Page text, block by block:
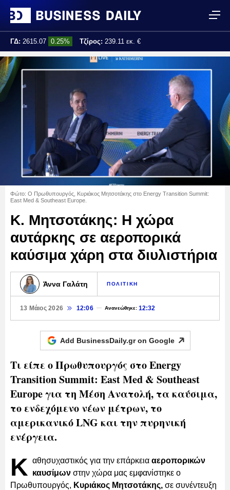
ΓΔ: 2615.07 0.25% Τζίρος: 239.11 εκ. €
Τελ. ενημέρωση: 17:25:01
Φώτο: Ο Πρωθυπουργός, Κυριάκος Μητσοτάκης στο Energy Transition Summit:
East Med & Southeast Europe.
Κ. Μητσοτάκης: Η χώρα
αυτάρκης σε αεροπορικά
καύσιμα χάρη στα διυλιστήρια
Άννα Γαλάτη ΠΟΛΙΤΙΚΗ
13 Μάιος 2026 12:06 Ανανεώθηκε:12:32
Add BusinessDaily.gr on Google
Τι είπε ο Πρωθυπουργός στο Energy
Transition Summit: East Med & Southeast
Europe για τη Μέση Ανατολή, τα καύσιμα,
το ενδεχόμενο νέων μέτρων, το
αμερικανικό LNG και την πυρηνική
ενέργεια.
Κ αθησυχαστικός για την επάρκεια αεροπορικών
καυσίμων στην χώρα μας εμφανίστηκε ο
Πρωθυπουργός, Κυριάκος Μητσοτάκης, σε συνέντευξη